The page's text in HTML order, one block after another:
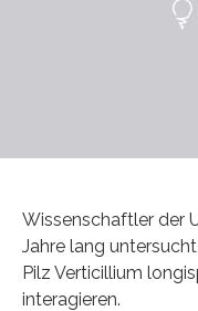
Wissenschaftler der
Jahre lang
Pilz Verticillium
interagieren.